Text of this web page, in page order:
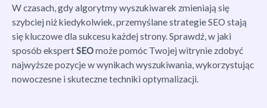
W czasach, gdy algorytmy wyszukiwarek zmieniają się
szybciej niż kiedykolwiek, przemyślane strategie SEO stają
się kluczowe dla sukcesu każdej strony. Sprawdź, w jaki
sposób ekspertSEOmoże pomóc Twojej witrynie zdobyć
najwyższe pozycje w wynikach wyszukiwania, wykorzystując
nowoczesne i skuteczne techniki optymalizacji.